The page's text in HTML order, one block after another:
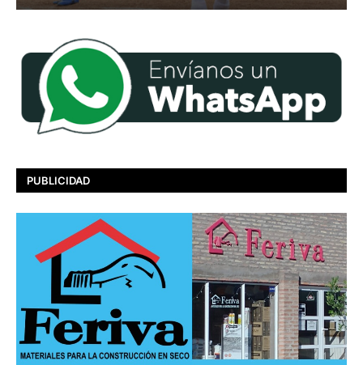
PUBLICIDAD